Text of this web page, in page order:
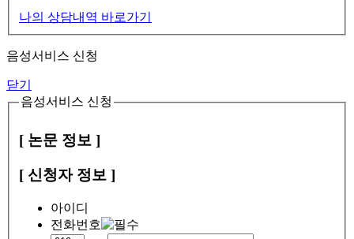
나의 상담내역 바로가기
음성서비스 신청
닫기
음성서비스 신청
[ 논문 정보 ]
[ 신청자 정보 ]
아이디
전화번호